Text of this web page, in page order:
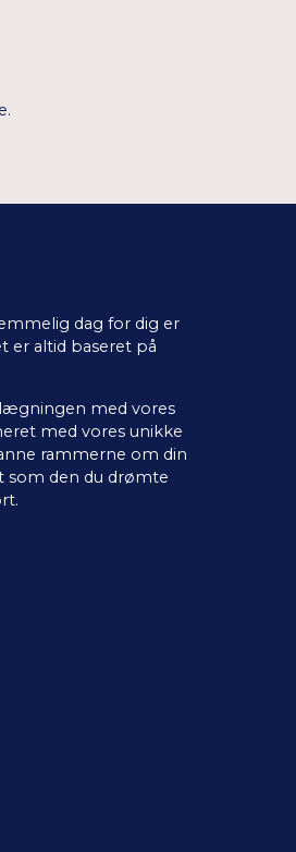
dag for dig er
er altid baseret på
med vores
med vores unikke
rammerne om din
som den du drømte